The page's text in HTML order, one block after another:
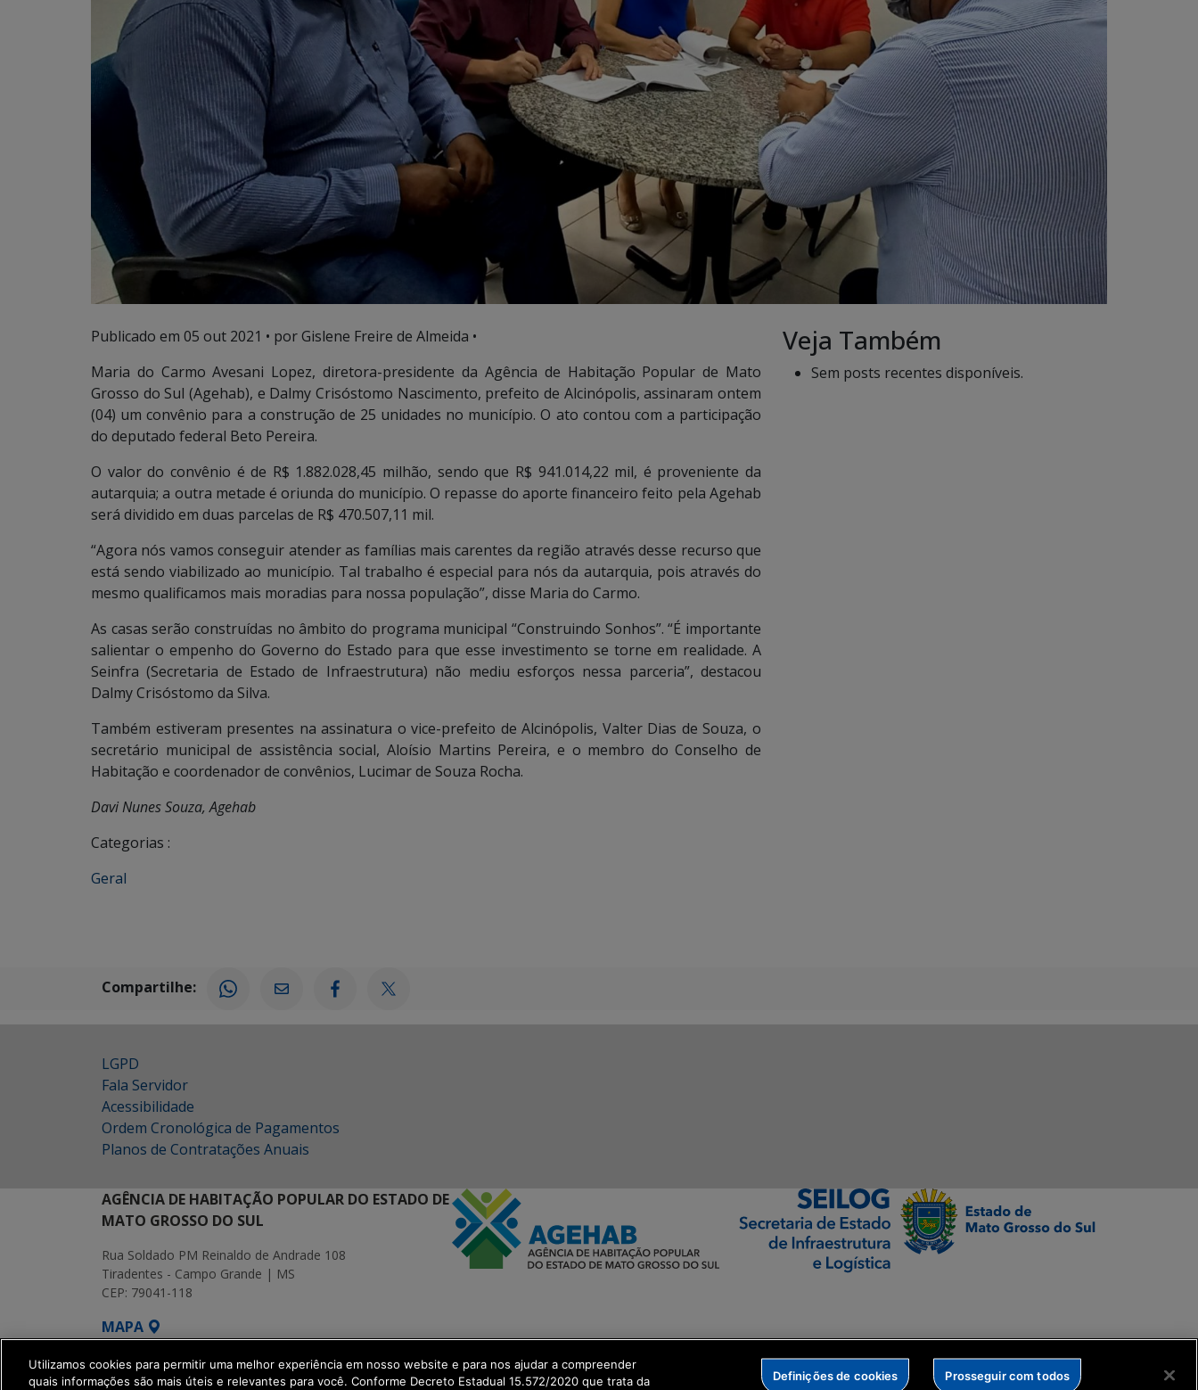
Publicado em 05 out 2021 • por Gislene Freire de Almeida •
Maria do Carmo Avesani Lopez, diretora-presidente da Agência de Habitação Popular de Mato
Grosso do Sul (Agehab), e Dalmy Crisóstomo Nascimento, prefeito de Alcinópolis, assinaram ontem
(04) um convênio para a construção de 25 unidades no município. O ato contou com a participação
do deputado federal Beto Pereira.
O valor do convênio é de R$ 1.882.028,45 milhão, sendo que R$ 941.014,22 mil, é proveniente da
autarquia; a outra metade é oriunda do município. O repasse do aporte financeiro feito pela Agehab
será dividido em duas parcelas de R$ 470.507,11 mil.
“Agora nós vamos conseguir atender as famílias mais carentes da região através desse recurso que
está sendo viabilizado ao município. Tal trabalho é especial para nós da autarquia, pois através do
mesmo qualificamos mais moradias para nossa população”, disse Maria do Carmo.
As casas serão construídas no âmbito do programa municipal “Construindo Sonhos”. “É importante
salientar o empenho do Governo do Estado para que esse investimento se torne em realidade. A
Seinfra (Secretaria de Estado de Infraestrutura) não mediu esforços nessa parceria”, destacou
Dalmy Crisóstomo da Silva.
Também estiveram presentes na assinatura o vice-prefeito de Alcinópolis, Valter Dias de Souza, o
secretário municipal de assistência social, Aloísio Martins Pereira, e o membro do Conselho de
Habitação e coordenador de convênios, Lucimar de Souza Rocha.
Davi Nunes Souza, Agehab
Categorias :
Geral
Veja Também
Sem posts recentes disponíveis.
Compartilhe:
LGPD
Fala Servidor
Acessibilidade
Ordem Cronológica de Pagamentos
Planos de Contratações Anuais
AGÊNCIA DE HABITAÇÃO POPULAR DO ESTADO DE
MATO GROSSO DO SUL
Rua Soldado PM Reinaldo de Andrade 108
Tiradentes - Campo Grande | MS
CEP: 79041-118
MAPA
SETDIG | Secretaria-Executiva de Transformação Digital
Utilizamos cookies para permitir uma melhor experiência em nosso website e para nos ajudar a compreender
quais informações são mais úteis e relevantes para você. Conforme Decreto Estadual 15.572/2020 que trata da
Definições de cookies Prosseguir com todos